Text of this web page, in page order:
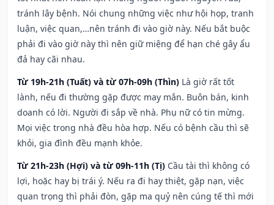
tránh lây bệnh. Nói chung những việc như hội họp, tranh
luận, việc quan,…nên tránh đi vào giờ này. Nếu bắt buộc
phải đi vào giờ này thì nên giữ miệng để hạn ché gây ẩu
đả hay cãi nhau.
Từ 19h-21h (Tuất) và từ 07h-09h (Thìn) Là giờ rất tốt
lành, nếu đi thường gặp được may mắn. Buôn bán, kinh
doanh có lời. Người đi sắp về nhà. Phụ nữ có tin mừng.
Mọi việc trong nhà đều hòa hợp. Nếu có bệnh cầu thì sẽ
khỏi, gia đình đều mạnh khỏe.
Từ 21h-23h (Hợi) và từ 09h-11h (Tị) Cầu tài thì không có
lợi, hoặc hay bị trái ý. Nếu ra đi hay thiệt, gặp nạn, việc
quan trọng thì phải đòn, gặp ma quỷ nên cúng tế thì mới